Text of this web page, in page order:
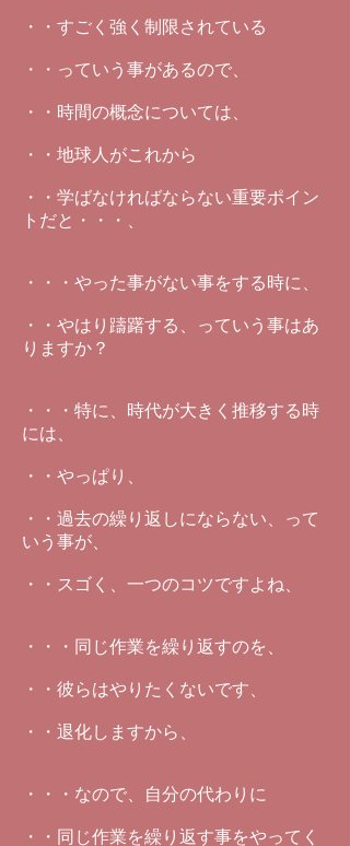
・・すごく強く制限されている
・・っていう事があるので、
・・時間の概念については、
・・地球人がこれから
・・学ばなければならない重要ポイン
トだと・・・、
・・・やった事がない事をする時に、
・・やはり躊躇する、っていう事はあ
りますか？
・・・特に、時代が大きく推移する時
には、
・・やっぱり、
・・過去の繰り返しにならない、って
いう事が、
・・スゴく、一つのコツですよね、
・・・同じ作業を繰り返すのを、
・・彼らはやりたくないです、
・・退化しますから、
・・・なので、自分の代わりに
・・同じ作業を繰り返す事をやってく